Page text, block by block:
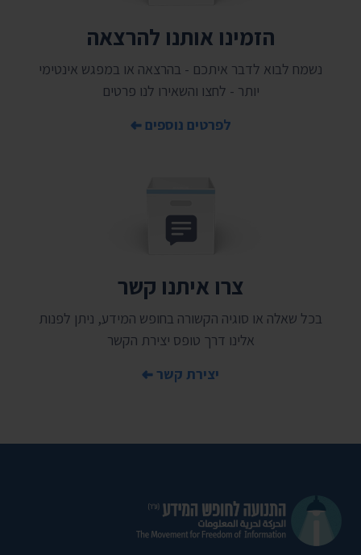
הזמינו אותנו להרצאה
נשמח לבוא לדבר איתכם - בהרצאה או במפגש אינטימי
יותר - לחצו והשאירו לנו פרטים
לפרטים נוספים
צרו איתנו קשר
בכל שאלה או סוגיה הקשורה בחופש המידע, ניתן לפנות
אלינו דרך טופס יצירת הקשר
יצירת קשר